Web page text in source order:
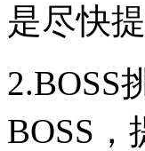
是尽快
2.BOSS
BOSS